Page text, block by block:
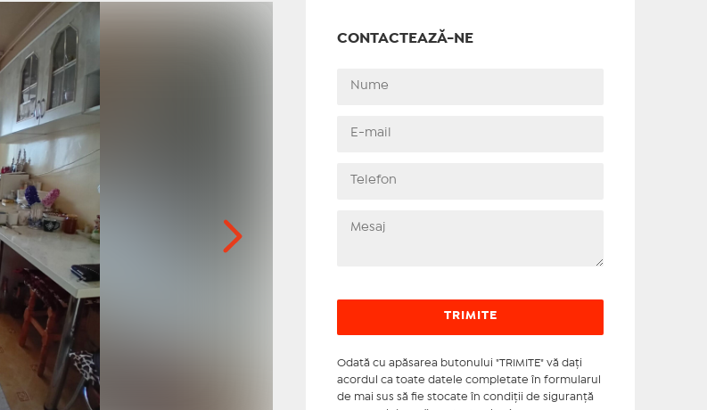
CONTACTEAZĂ-NE
Odată cu apăsarea butonului "TRIMITE" vă daţi
acordul ca toate datele completate în formularul
de mai sus să fie stocate în condiţii de siguranţă